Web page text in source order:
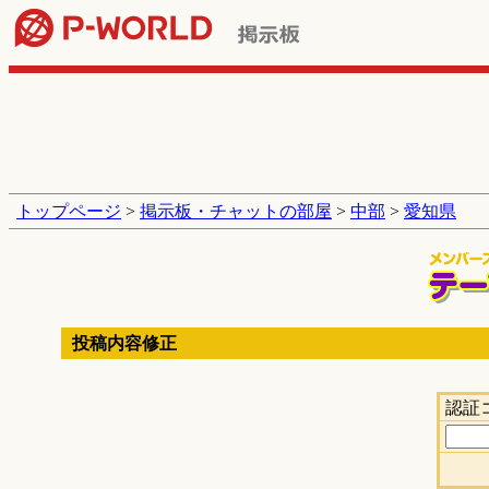
トップページ > 掲示板・チャットの部屋 > 中部 > 愛知県
投稿内容修正
認証